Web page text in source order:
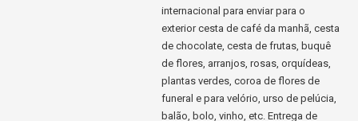
internacional para enviar para o
exterior cesta de café da manhã, cesta
de chocolate, cesta de frutas, buquê
de flores, arranjos, rosas, orquídeas,
plantas verdes, coroa de flores de
funeral e para velório, urso de pelúcia,
balão, bolo, vinho, etc. Entrega de